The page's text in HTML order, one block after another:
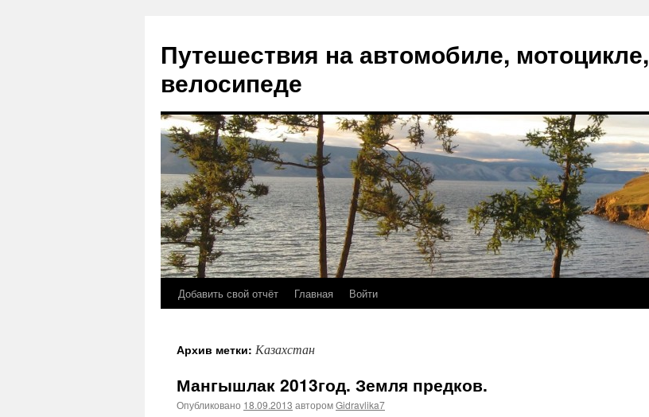
Путешествия на автомобиле, мотоцикле,
велосипеде
Перейти
содержимому
Добавить свой отчёт Главная Войти
Архив метки: Казахстан
Мангышлак 2013год. Земля предков.
Опубликовано 18.09.2013 авторомGidravlika7